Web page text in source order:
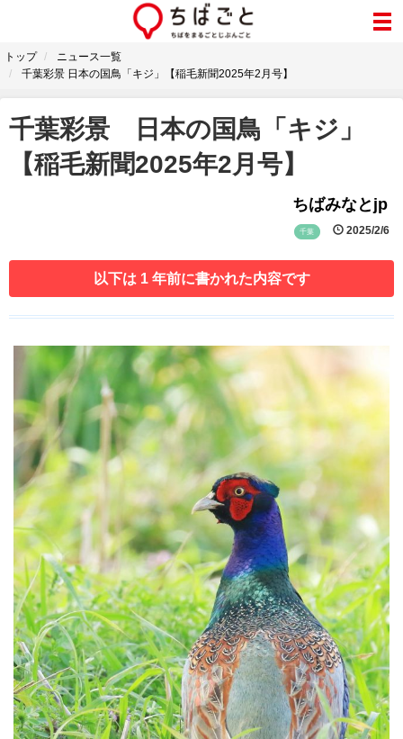
トップ
ニュース一覧
千葉彩景 日本の国鳥「キジ」【稲毛新聞2025年2月号】
千葉彩景 日本の国鳥「キジ」
【稲毛新聞2025年2月号】
ちばみなとjp
千葉 2025/2/6
以下は 1 年前に書かれた内容です